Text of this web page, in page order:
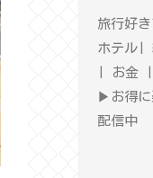
旅行好き
ホテル|
| お金 |
▶︎お得に
配信中